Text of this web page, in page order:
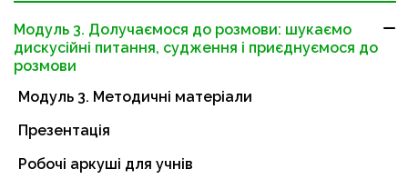
Модуль 3. Долучаємося до розмови: шукаємо
дискусійні питання, судження і приєднуємося до
розмови
Модуль 3. Методичні матеріали
Презентація
Робочі аркуші для учнів